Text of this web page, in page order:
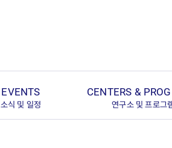
EVENTS
소식 및 일정
CENTERS &
연구소 및 프로그